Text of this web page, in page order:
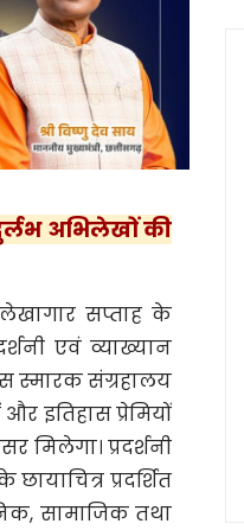
अभिलेखों की
सप्ताह के
एवं व्याख्यान
स्मारक संग्रहालय
और इतिहास प्रेमियों
प्रदर्शनी
प्रदर्शित
सामाजिक तथा